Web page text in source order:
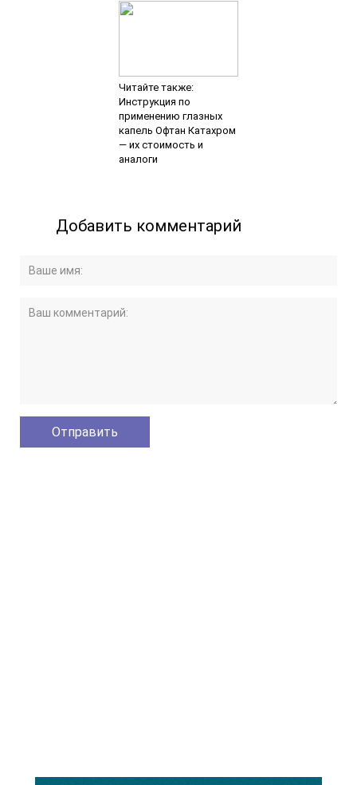
Читайте также:
Инструкция по
применению глазных
капель Офтан Катахром
— их стоимость и
аналоги
Добавить комментарий